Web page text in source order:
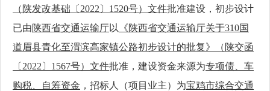
（陕发改基础〔2022〕1520号）文件批准建设， 初步设计
已由陕西省交通运输厅以 《陕西省交通运输厅关于310国
道眉县青化至渭滨高家镇公路初步设计的批复》（陕交函
〔 2022〕 1567号） 文件批准 ， 建设资金来源为专项债、车
购税、自筹资金 ， 招标人 （项目业主） 为宝鸡市综合交通